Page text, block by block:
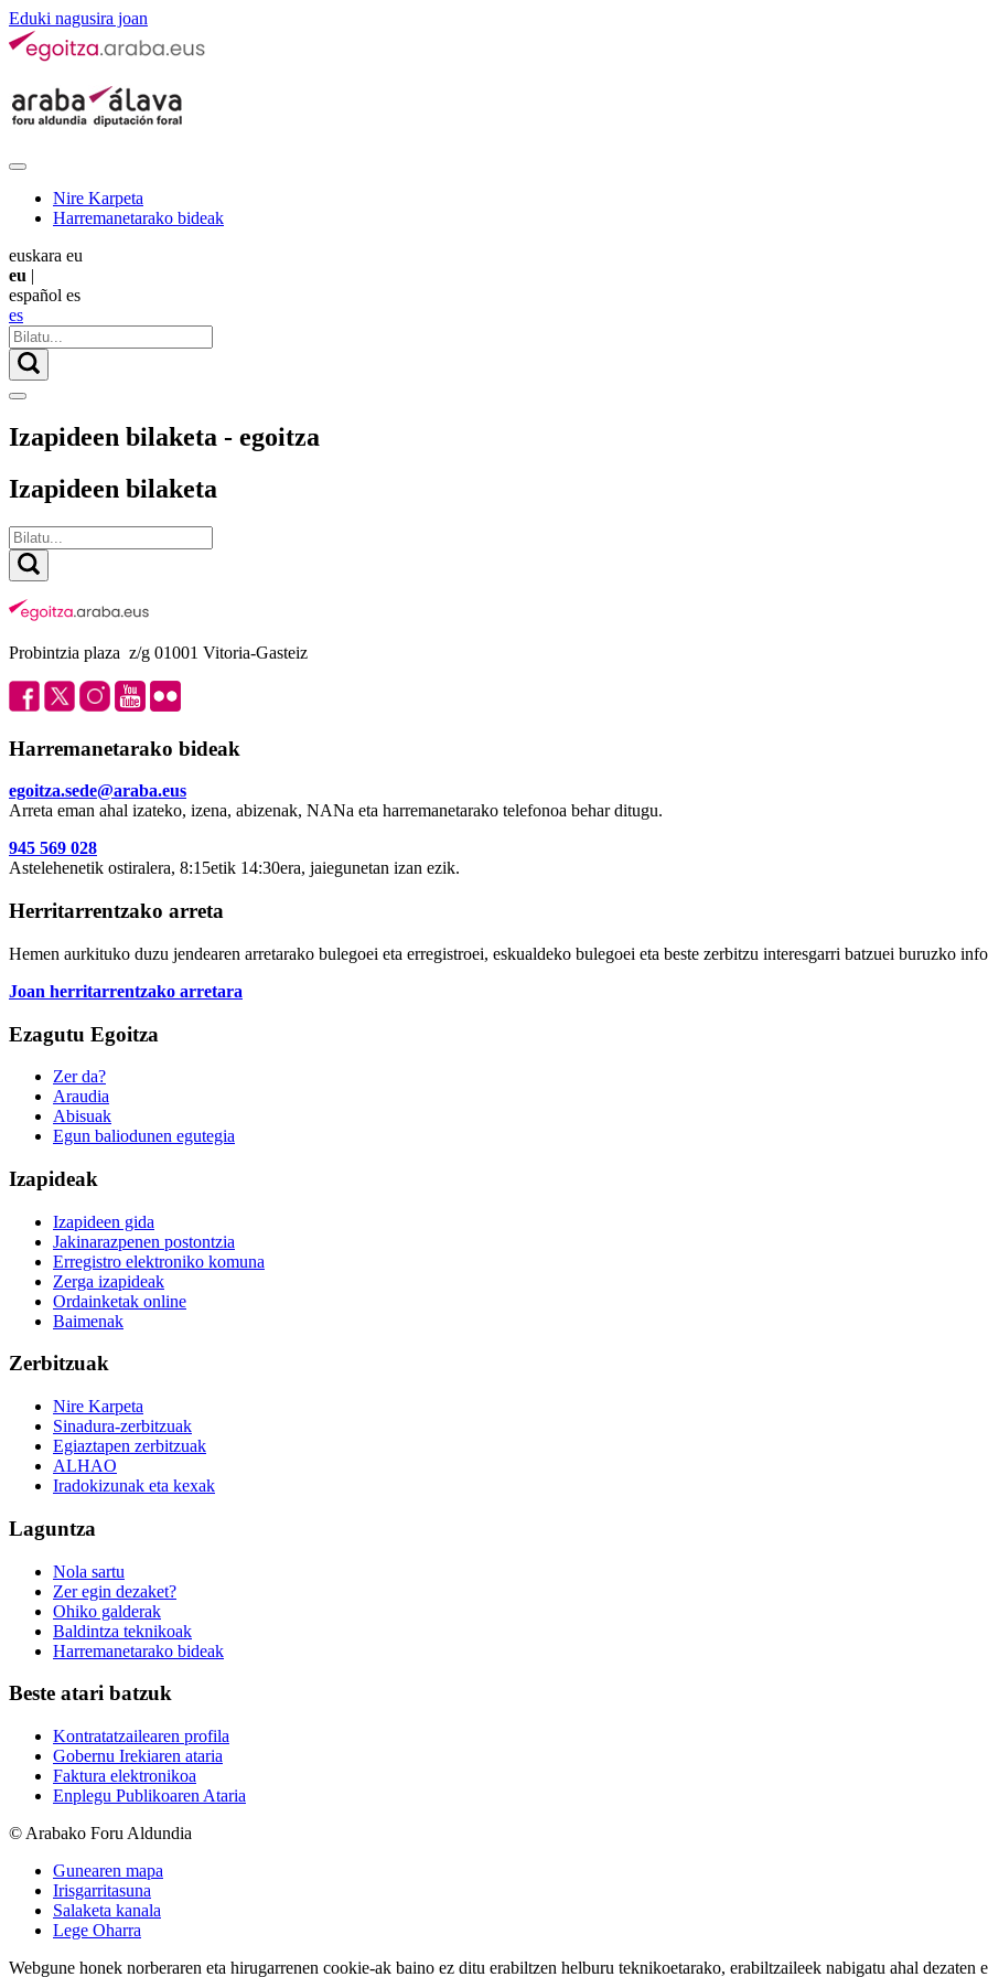
Eduki nagusira joan
Nire Karpeta
Harremanetarako bideak
euskara eu
eu |
español es
es
Izapideen bilaketa - egoitza
Izapideen bilaketa
Probintzia plaza z/g 01001 Vitoria-Gasteiz
Harremanetarako bideak
egoitza.sede@araba.eus
Arreta eman ahal izateko, izena, abizenak, NANa eta harremanetarako telefonoa behar ditugu.
945 569 028
Astelehenetik ostiralera, 8:15etik 14:30era, jaiegunetan izan ezik.
Herritarrentzako arreta
Hemen aurkituko duzu jendearen arretarako bulegoei eta erregistroei, eskualdeko bulegoei eta beste zerbitzu interesgarri batzuei buruzko
Joan herritarrentzako arretara
Ezagutu Egoitza
Zer da?
Araudia
Abisuak
Egun baliodunen egutegia
Izapideak
Izapideen gida
Jakinarazpenen postontzia
Erregistro elektroniko komuna
Zerga izapideak
Ordainketak online
Baimenak
Zerbitzuak
Nire Karpeta
Sinadura-zerbitzuak
Egiaztapen zerbitzuak
ALHAO
Iradokizunak eta kexak
Laguntza
Nola sartu
Zer egin dezaket?
Ohiko galderak
Baldintza teknikoak
Harremanetarako bideak
Beste atari batzuk
Kontratatzailearen profila
Gobernu Irekiaren ataria
Faktura elektronikoa
Enplegu Publikoaren Ataria
© Arabako Foru Aldundia
Gunearen mapa
Irisgarritasuna
Salaketa kanala
Lege Oharra
Webgune honek norberaren eta hirugarrenen cookie-ak baino ez ditu erabiltzen helburu teknikoetarako, erabiltzaileek nabigatu ahal dezaten